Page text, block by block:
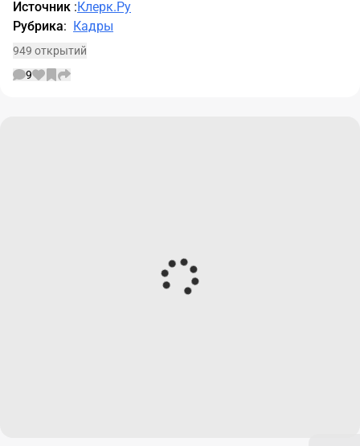
Источник :Клерк.Ру
Рубрика: Кадры
949 открытий
9